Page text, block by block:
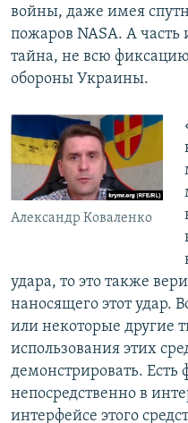
войны, даже имея
пожаров NASA. А
тайна, не всю
обороны Украины.
Александр Коваленко
удара, то это также
наносящего этот удар.
или некоторые другие
использования этих
демонстрировать. Есть
непосредственно в
интерфейсе этого